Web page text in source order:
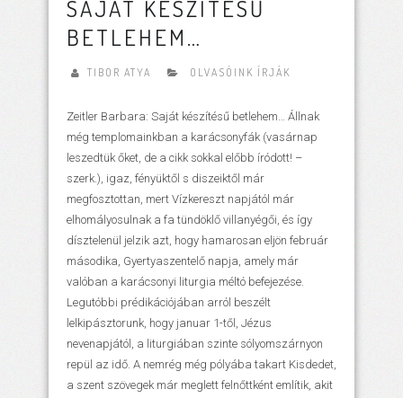
SAJÁT KÉSZÍTÉSŰ
BETLEHEM…
TIBOR ATYA OLVASÓINK ÍRJÁK
Zeitler Barbara: Saját készítésű betlehem… Állnak
még templomainkban a karácsonyfák (vasárnap
leszedtük őket, de a cikk sokkal előbb íródott! –
szerk.), igaz, fényüktől s diszeiktől már
megfosztottan, mert Vízkereszt napjától már
elhomályosulnak a fa tündöklő villanyégői, és így
dísztelenül jelzik azt, hogy hamarosan eljön február
másodika, Gyertyaszentelő napja, amely már
valóban a karácsonyi liturgia méltó befejezése.
Legutóbbi prédikációjában arról beszélt
lelkipásztorunk, hogy januar 1-től, Jézus
nevenapjától, a liturgiában szinte sólyomszárnyon
repül az idő. A nemrég még pólyába takart Kisdedet,
a szent szövegek már meglett felnőttként említik, akit